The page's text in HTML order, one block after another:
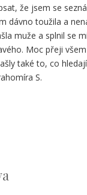
že jsem se
dávno toužila a
muže a splnil se
Moc přeji
také to, co
S.